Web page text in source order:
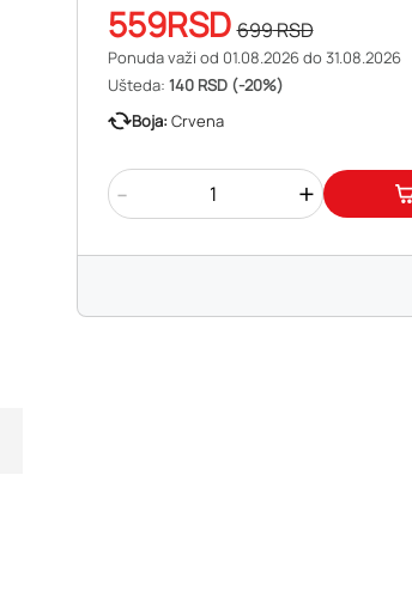
559RSD 699RSD
Ponuda važi od 01.08.2026 do 31.08.2026
Ušteda: 140 RSD (-20%)
Boja: Crvena
- +